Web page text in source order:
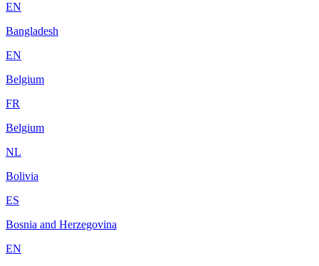
EN
Bangladesh
EN
Belgium
FR
Belgium
NL
Bolivia
ES
Bosnia and Herzegovina
EN